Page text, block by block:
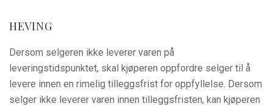
HEVING
Dersom selgeren ikke leverer varen på
leveringstidspunktet, skal kjøperen oppfordre selger til å
levere innen en rimelig tilleggsfrist for oppfyllelse. Dersom
selger ikke leverer varen innen tilleggsfristen, kan kjøperen